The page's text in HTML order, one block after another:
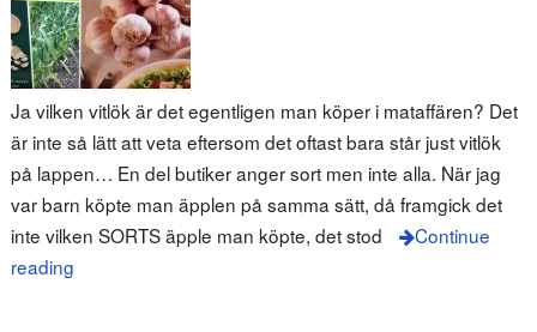
Ja vilken vitlök är det egentligen man köper i mataffären? Det
är inte så lätt att veta eftersom det oftast bara står just vitlök
på lappen… En del butiker anger sort men inte alla. När jag
var barn köpte man äpplen på samma sätt, då framgick det
inte vilken SORTS äpple man köpte, det stod
Continue
reading